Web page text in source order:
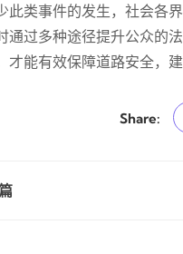
此类事件的发生，社会各
通过多种途径提升公众的
才能有效保障道路安全，
Share: